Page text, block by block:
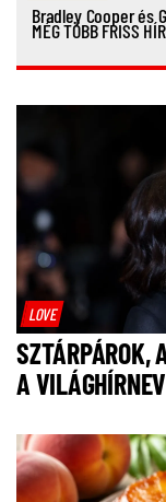
Bradley Cooper és
MÉG TÖBB FRISS HÍR
LOVE
SZTÁRPÁROK,
A